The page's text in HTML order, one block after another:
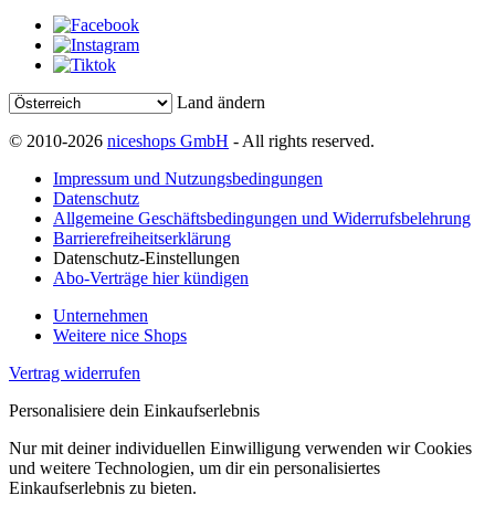
Land ändern
© 2010-2026 niceshops GmbH - All rights reserved.
Impressum und Nutzungsbedingungen
Datenschutz
Allgemeine Geschäftsbedingungen und Widerrufsbelehrung
Barrierefreiheitserklärung
Datenschutz-Einstellungen
Abo-Verträge hier kündigen
Unternehmen
Weitere nice Shops
Vertrag widerrufen
Personalisiere dein Einkaufserlebnis
Nur mit deiner individuellen Einwilligung verwenden wir Cookies
und weitere Technologien, um dir ein personalisiertes
Einkaufserlebnis zu bieten.